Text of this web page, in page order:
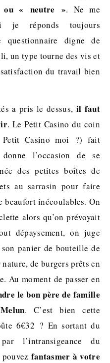
ou « neutre ». Ne me
je réponds toujours
digne de
un type tourne des vis et
du travail bien
a pris le dessus, il faut
. Le Petit Casino du coin
Petit Casino moi ?) fait
l’occasion de se
des petites boîtes de
au sarrasin pour faire
beaufort inécoulables. On
alors qu’on prévoyait
dépaysement, on juge
panier de bouteille de
de burgers prêts en
Au moment de passer en
le bon père de famille
. C’est bien cette
6€32 ? En sortant du
l’intransigeance du
fantasmer à votre